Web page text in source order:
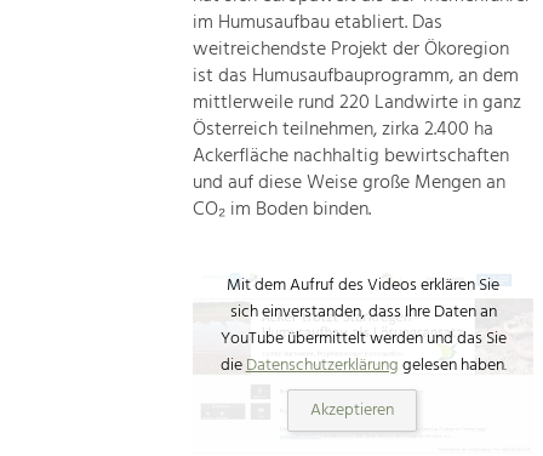
im Humusaufbau etabliert. Das
weitreichendste Projekt der Ökoregion
ist das Humusaufbauprogramm, an dem
mittlerweile rund 220 Landwirte in ganz
Österreich teilnehmen, zirka 2.400 ha
Ackerfläche nachhaltig bewirtschaften
und auf diese Weise große Mengen an
CO₂ im Boden binden.
Mit dem Aufruf des Videos erklären Sie
sich einverstanden, dass Ihre Daten an
YouTube übermittelt werden und das Sie
dieDatenschutzerklärunggelesen haben.
Akzeptieren